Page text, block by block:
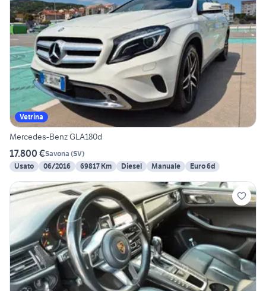
Vetrina
Mercedes-Benz GLA180d
17.800 €Savona (SV)
Usato
06/2016 69817 Km Diesel Manuale Euro 6d